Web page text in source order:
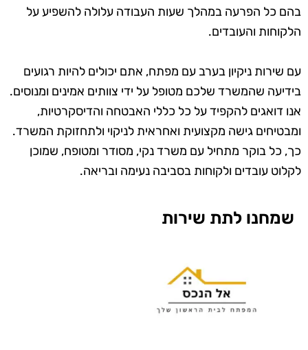
בהם כל הפרעה במהלך שעות העבודה עלולה להשפיע על
הלקוחות והעובדים.
עם שירות ניקיון בערב עם מפתח, אתם יכולים להיות רגועים
בידיעה שהמשרד שלכם מטופל על ידי צוותים אמינים ומנוסים.
אנו דואגים להקפיד על כל כללי האבטחה והדיסקרטיות,
ומבטיחים גישה מקצועית ואחראית לניקוי ולתחזוקת המשרד.
כך, כל בוקר מתחיל עם משרד נקי, מסודר ומטופח, שמוכן
לקלוט עובדים ולקוחות בסביבה נעימה ובריאה.
שמחנו לתת שירות